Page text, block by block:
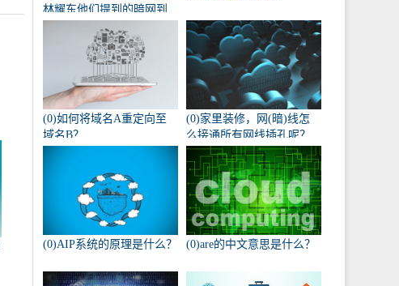
林耀东他们提到的暗网到
(0)如何将域名A重定向至
域名B？
(0)家里装修，网(暗)线怎
么接通所有网线插孔呢？
(0)AIP系统的原理是什么？ (0)are的中文意思是什么？